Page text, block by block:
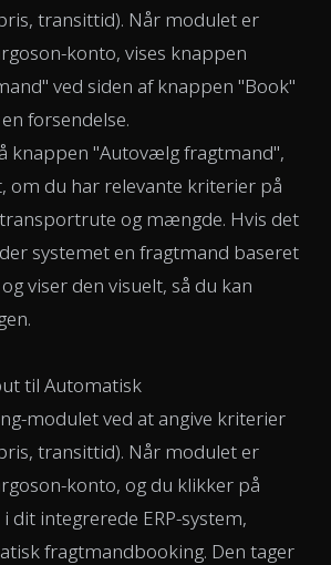
transittid). Når modulet er
konto, vises knappen
ved siden af knappen "Book"
forsendelse.
knappen "Autovælg fragtmand",
om du har relevante kriterier på
og mængde. Hvis det
systemet en fragtmand baseret
viser den visuelt, så du kan
til Automatisk
modulet ved at angive kriterier
transittid). Når modulet er
konto, og du klikker på
dit integrerede ERP-system,
fragtmandbooking. Den tager